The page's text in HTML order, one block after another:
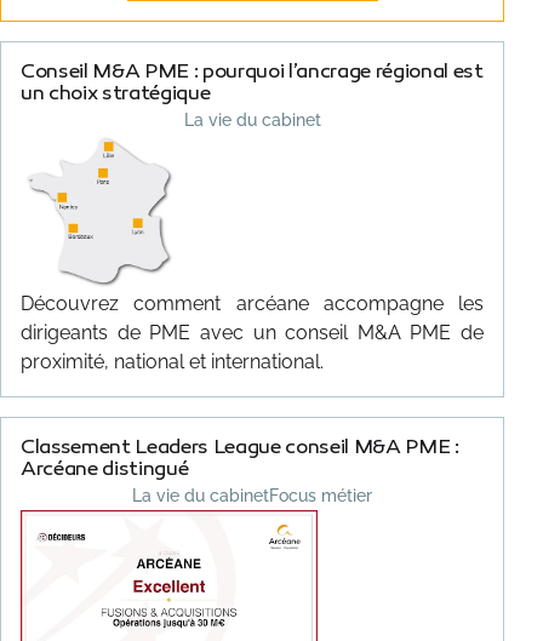
Conseil M&A PME : pourquoi l’ancrage régional est
un choix stratégique
La vie du cabinet
Découvrez comment arcéane accompagne les
dirigeants de PME avec un conseil M&A PME de
proximité, national et international.
Classement Leaders League conseil M&A PME :
Arcéane distingué
La vie du cabinetFocus métier